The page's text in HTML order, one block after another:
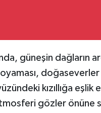
güneşin dağların
kızıllığa eşlik
gözler önüne